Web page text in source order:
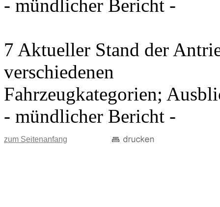
- mündlicher Bericht -
7 Aktueller Stand der
verschiedenen
Fahrzeugkategorien;
- mündlicher Bericht -
zum Seitenanfang